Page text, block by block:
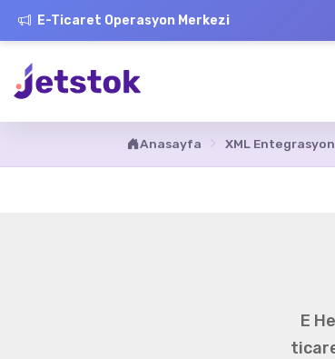
E-Ticaret Operasyon Merkezi
Anasayfa XML
E